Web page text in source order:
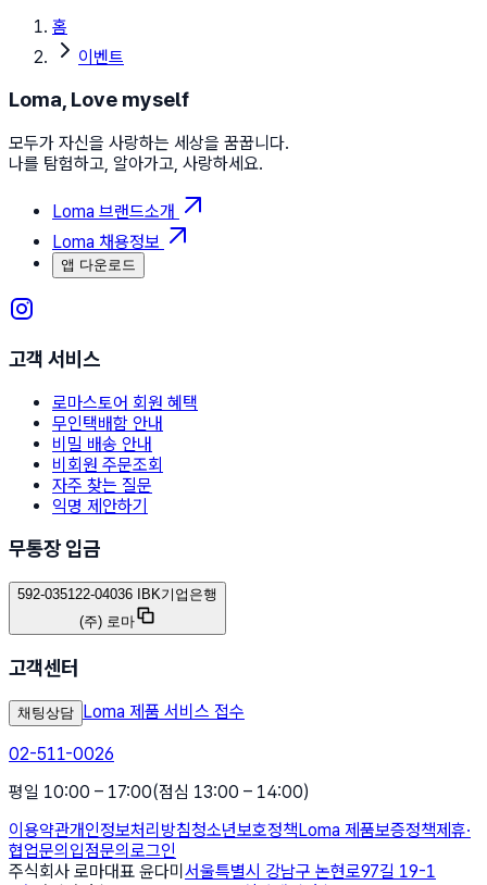
홈
이벤트
Loma, Love myself
모두가 자신을 사랑하는 세상을 꿈꿉니다.
나를 탐험하고, 알아가고, 사랑하세요.
Loma 브랜드소개
Loma 채용정보
앱 다운로드
고객 서비스
로마스토어 회원 혜택
무인택배함 안내
비밀 배송 안내
비회원 주문조회
자주 찾는 질문
익명 제안하기
무통장 입금
592-035122-04036 IBK기업은행
(주) 로마
고객센터
채팅상담 Loma 제품 서비스 접수
02-511-0026
평일 10:00 – 17:00(점심 13:00 – 14:00)
이용약관개인정보처리방침청소년보호정책 Loma 제품보증정책제휴·
협업문의 입점문의 로그인
주식회사 로마대표 윤다미 서울특별시 강남구 논현로97길 19-1